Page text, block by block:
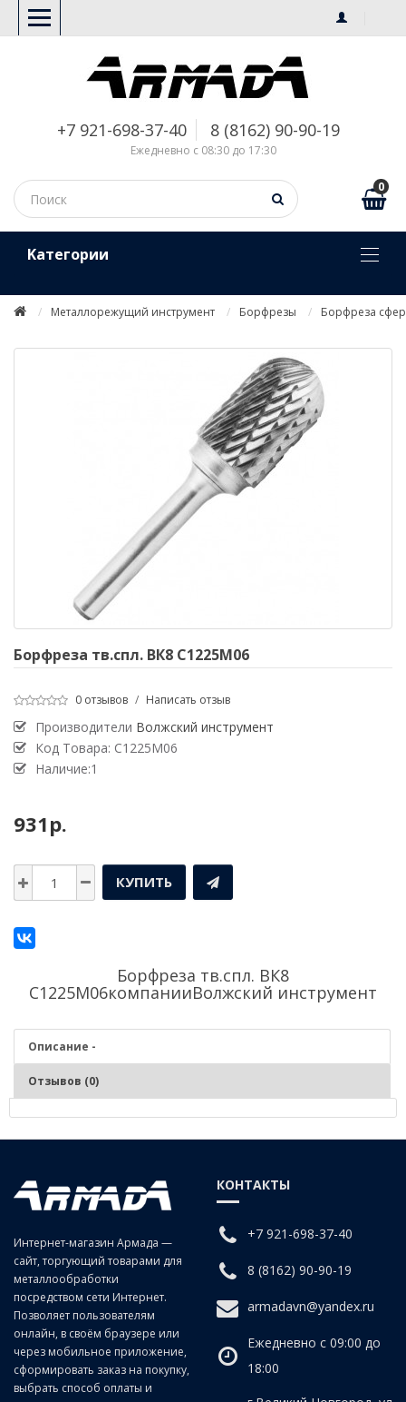
+7 921-698-37-40 8 (8162) 90-90-19
Ежедневно с 08:30 до 17:30
0
Kатегории
Металлорежущий инструмент Борфрезы Борфреза
Борфреза тв.спл. ВК8 С1225М06
0 отзывов / Написать отзыв
Производители Волжский инструмент
Код Товара: С1225М06
Наличие:1
931р.
КУПИТЬ
Борфреза тв.спл. ВК8
С1225М06компанииВолжский инструмент
Описание -
Отзывов (0)
Интернет-магазин Армада —
сайт, торгующий товарами для
металлообработки
посредством сети Интернет.
Позволяет пользователям
онлайн, в своём браузере или
через мобильное приложение,
сформировать заказ на покупку,
выбрать способ оплаты и
КОНТАКТЫ
+7 921-698-37-40
8 (8162) 90-90-19
armadavn@yandex.ru
Ежедневно с 09:00 до
18:00